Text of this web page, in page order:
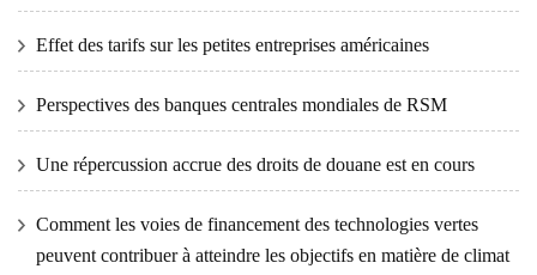
Effet des tarifs sur les petites entreprises américaines
Perspectives des banques centrales mondiales de RSM
Une répercussion accrue des droits de douane est en cours
Comment les voies de financement des technologies vertes
peuvent contribuer à atteindre les objectifs en matière de climat